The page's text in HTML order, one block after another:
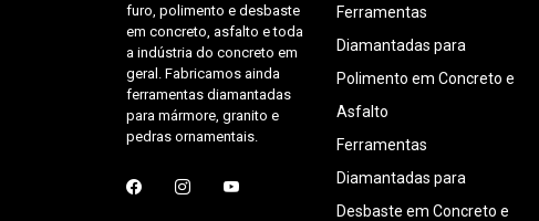
furo, polimento e desbaste
em concreto, asfalto e toda
a indústria do concreto em
geral. Fabricamos ainda
ferramentas diamantadas
para mármore, granito e
pedras ornamentais.
Ferramentas
Diamantadas para
Polimento em Concreto e
Asfalto
Ferramentas
Diamantadas para
Desbaste em Concreto e